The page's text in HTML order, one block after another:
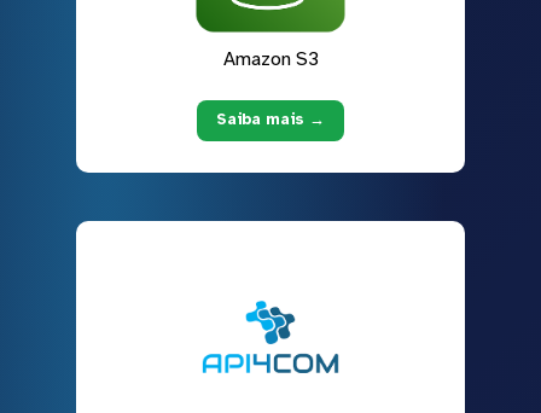
Amazon S3
Saiba mais →